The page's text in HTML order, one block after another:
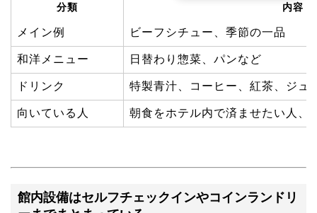
分類 内容
メイン例 ビーフシチュー、季節の一品
和洋メニュー 日替わり惣菜、パンなど
ドリンク 特製青汁、コーヒー、紅茶、ジュ
向いている人 朝食をホテル内で済ませたい人、
館内設備はセルフチェックインやコインランドリ